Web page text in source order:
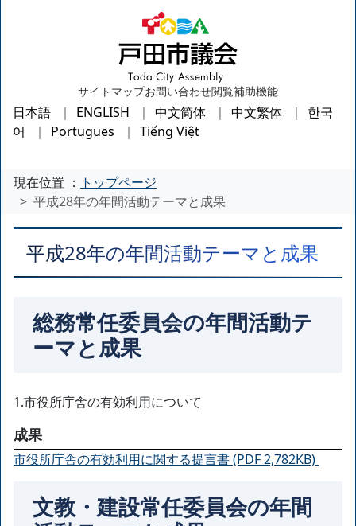
サイトマップお問い合わせ閲覧補助機能
日本語 ENGLISH 中文简体 中文繁体
한국
어
Portugues Tiếng Việt
現在位置 ： トップページ
平成28年の年間活動テーマと成果
平成28年の年間活動テーマと成果
総務常任委員会の年間活動テ
ーマと成果
1.市役所庁舎の有効利用について
成果
市役所庁舎の有効利用に関する提言書 (PDF 2,782KB)
文教・建設常任委員会の年間